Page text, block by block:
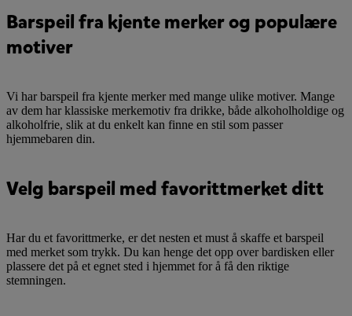
Barspeil fra kjente merker og populære
motiver
Vi har barspeil fra kjente merker med mange ulike motiver. Mange
av dem har klassiske merkemotiv fra drikke, både alkoholholdige og
alkoholfrie, slik at du enkelt kan finne en stil som passer
hjemmebaren din.
Velg barspeil med favorittmerket ditt
Har du et favorittmerke, er det nesten et must å skaffe et barspeil
med merket som trykk. Du kan henge det opp over bardisken eller
plassere det på et egnet sted i hjemmet for å få den riktige
stemningen.